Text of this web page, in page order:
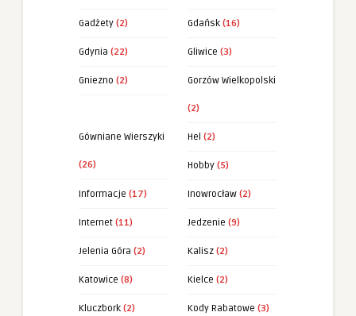
Gadżety (2) Gdańsk (16)
Gdynia (22) Gliwice (3)
Gniezno (2) Gorzów Wielkopolski
(2)
Gówniane Wierszyki
(26)
Hel (2)
Hobby (5)
Informacje (17) Inowrocław (2)
Internet (11) Jedzenie (9)
Jelenia Góra (2) Kalisz (2)
Katowice (8) Kielce (2)
Kluczbork (2) Kody Rabatowe (3)